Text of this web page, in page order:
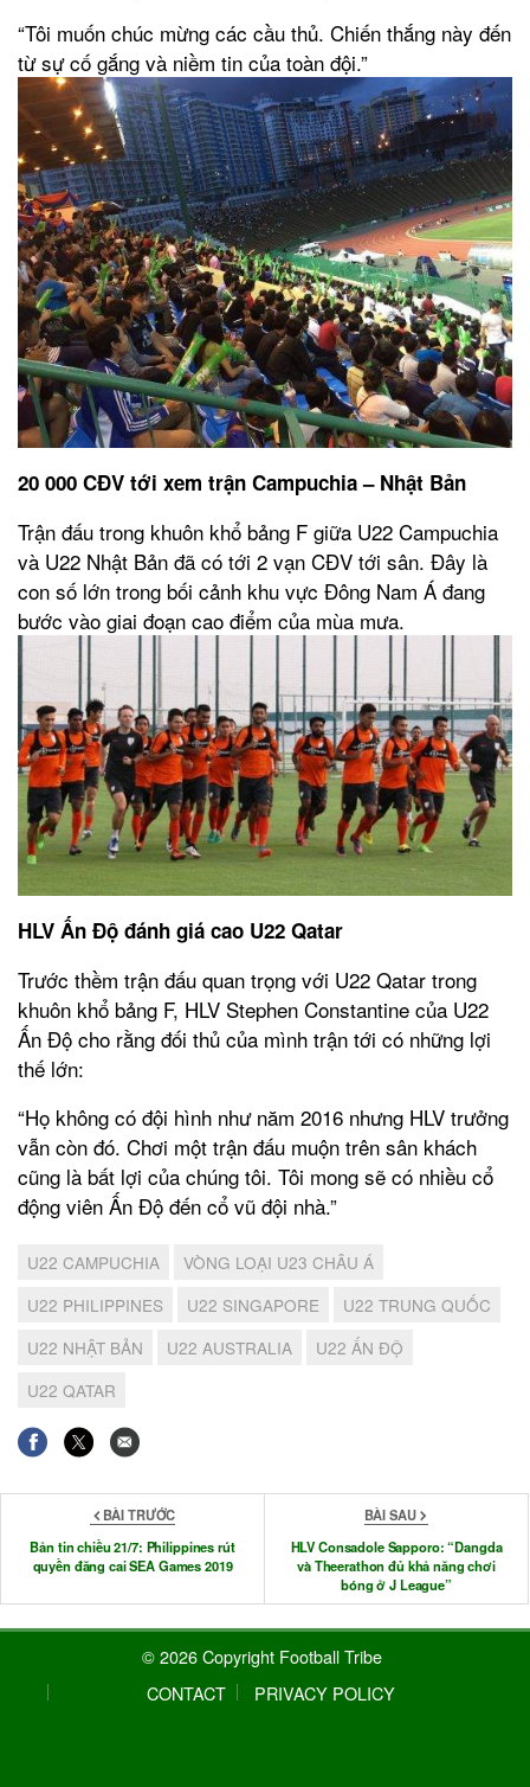
“Tôi muốn chúc mừng các cầu thủ. Chiến thắng này đến
từ sự cố gắng và niềm tin của toàn đội.”
20 000 CĐV tới xem trận Campuchia – Nhật Bản
Trận đấu trong khuôn khổ bảng F giữa U22 Campuchia
và U22 Nhật Bản đã có tới 2 vạn CĐV tới sân. Đây là
con số lớn trong bối cảnh khu vực Đông Nam Á đang
bước vào giai đoạn cao điểm của mùa mưa.
HLV Ấn Độ đánh giá cao U22 Qatar
Trước thềm trận đấu quan trọng với U22 Qatar trong
khuôn khổ bảng F, HLV Stephen Constantine của U22
Ấn Độ cho rằng đối thủ của mình trận tới có những lợi
thế lớn:
“Họ không có đội hình như năm 2016 nhưng HLV trưởng
vẫn còn đó. Chơi một trận đấu muộn trên sân khách
cũng là bất lợi của chúng tôi. Tôi mong sẽ có nhiều cổ
động viên Ấn Độ đến cổ vũ đội nhà.”
U22 CAMPUCHIA
VÒNG LOẠI U23 CHÂU Á
U22 PHILIPPINES
U22 SINGAPORE
U22 TRUNG QUỐC
U22 NHẬT BẢN
U22 AUSTRALIA
U22 ẤN ĐỘ
U22 QATAR
BÀI TRƯỚC
Bản tin chiều 21/7: Philippines rút
quyền đăng cai SEA Games 2019
BÀI SAU
HLV Consadole Sapporo: “Dangda
và Theerathon đủ khả năng chơi
bóng ở J League”
© 2026 Copyright Football Tribe
CONTACT
PRIVACY POLICY